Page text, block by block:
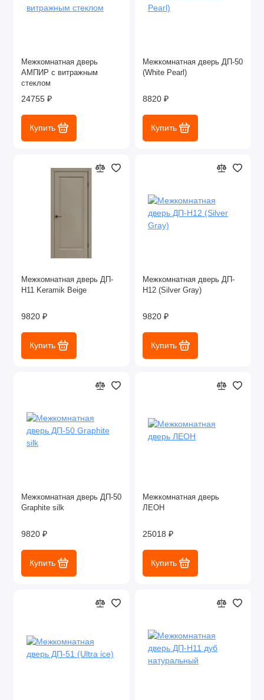
Межкомнатная дверь
АМПИР с витражным
стеклом
24755 ₽
Купить
Межкомнатная дверь ДП-50
(White Pearl)
8820 ₽
Купить
Межкомнатная дверь ДП-
Н11 Keramik Beige
9820 ₽
Купить
Межкомнатная дверь ДП-
Н12 (Silver Gray)
9820 ₽
Купить
Межкомнатная дверь ДП-50
Graphite silk
9820 ₽
Купить
Межкомнатная дверь
ЛЕОН
25018 ₽
Купить